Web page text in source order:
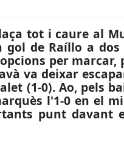
tot i caure al
gol de Raíllo a
per marcar,
va deixar
(1-0). Ao, pels
l'1-0 en el
punt davant